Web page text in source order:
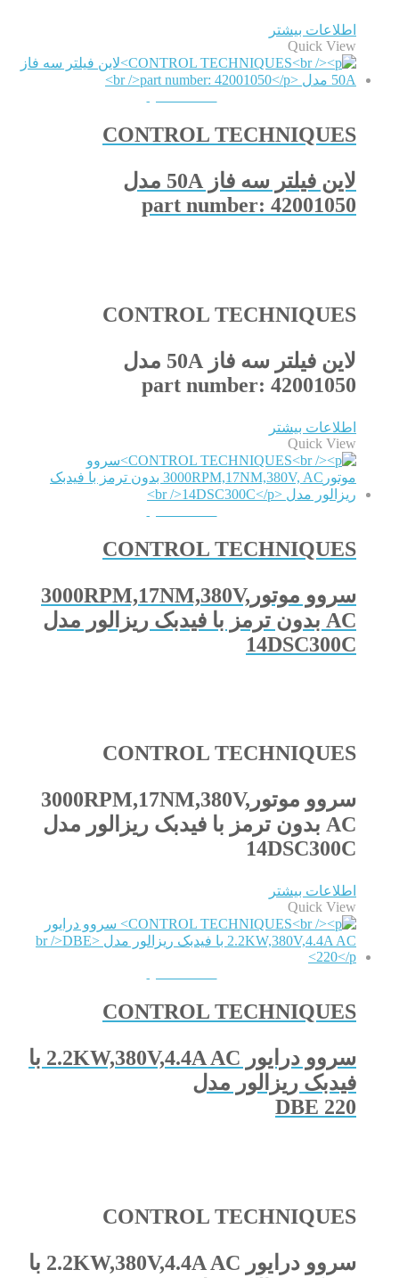
اطلاعات بیشتر
Quick View
CONTROL TECHNIQUES
لاین فیلتر سه فاز 50A مدل
part number: 42001050
CONTROL TECHNIQUES
لاین فیلتر سه فاز 50A مدل
part number: 42001050
اطلاعات بیشتر
Quick View
CONTROL TECHNIQUES
سروو موتور3000RPM,17NM,380V,
AC بدون ترمز با فیدبک ریزالور مدل
14DSC300C
CONTROL TECHNIQUES
سروو موتور3000RPM,17NM,380V,
AC بدون ترمز با فیدبک ریزالور مدل
14DSC300C
اطلاعات بیشتر
Quick View
CONTROL TECHNIQUES
سروو درایور 2.2KW,380V,4.4A AC با
فیدبک ریزالور مدل
DBE 220
CONTROL TECHNIQUES
سروو درایور 2.2KW,380V,4.4A AC با